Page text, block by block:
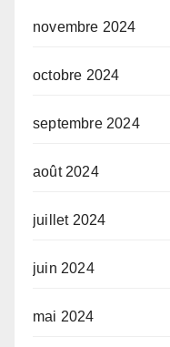
novembre 2024
octobre 2024
septembre 2024
août 2024
juillet 2024
juin 2024
mai 2024